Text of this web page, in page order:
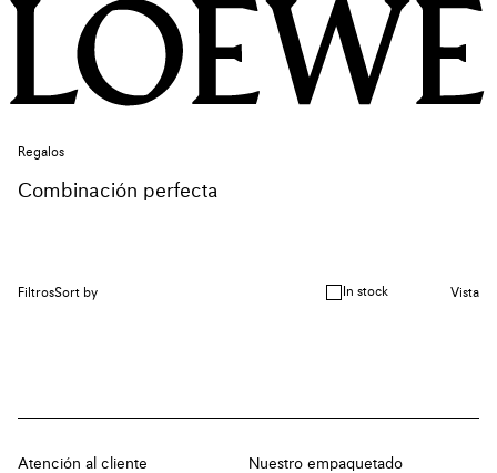
Regalos
Combinación perfecta
FiltrosSort by In stock Vista
Atención al cliente
Nuestro empaquetado